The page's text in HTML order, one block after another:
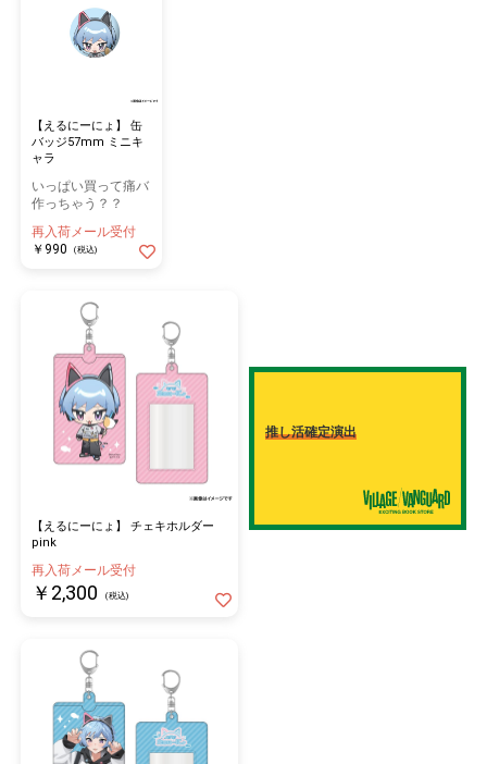
【えるにーにょ】 缶
バッジ57mm ミニキ
ャラ
いっぱい買って痛バ
作っちゃう？？
再入荷メール受付
￥990
(税込)
【えるにーにょ】 チェキホルダー
pink
再入荷メール受付
￥2,300 (税込)
推し活確定演出